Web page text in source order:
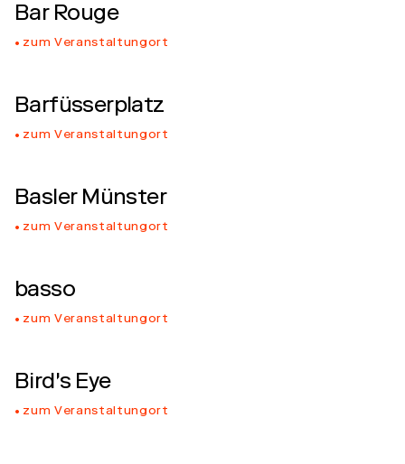
Bar Rouge
zum Veranstaltungort
Barfüsserplatz
zum Veranstaltungort
Basler Münster
zum Veranstaltungort
basso
zum Veranstaltungort
Bird's Eye
zum Veranstaltungort